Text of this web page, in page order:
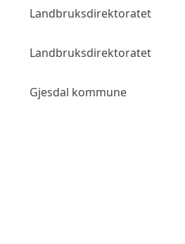
Landbruksdirektoratet
Landbruksdirektoratet
Gjesdal kommune